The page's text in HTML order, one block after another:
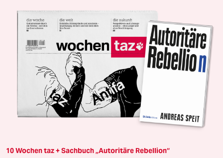
10 Wochen taz + Sachbuch „Autoritäre Rebellion“